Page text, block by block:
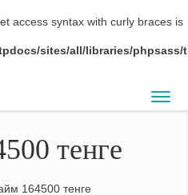
access syntax with curly braces is
sites/all/libraries/phpsass/
тенге
164500 тенге